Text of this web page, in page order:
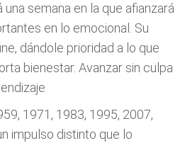
una semana en la que afianzará
en lo emocional. Su
dándole prioridad a lo que
bienestar. Avanzar sin culpa
1971, 1983, 1995, 2007,
impulso distinto que lo